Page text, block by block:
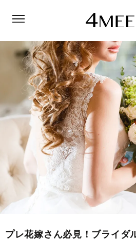
プレ花嫁さん必見！ブライダ